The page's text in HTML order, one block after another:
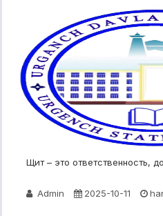
Щит – это ответственность,
Admin 2025-10-11